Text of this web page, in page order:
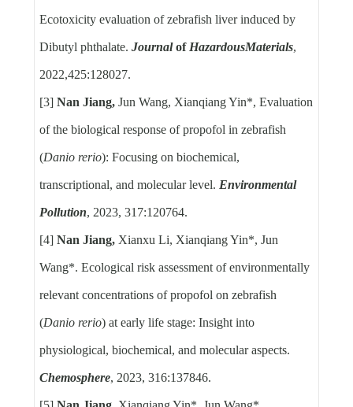
Ecotoxicity evaluation of zebrafish liver induced by
Dibutyl phthalate. JournalofHazardousMaterials,
2022,425:128027.
[3] Nan Jiang, Jun Wang, Xianqiang Yin*, Evaluation
of the biological response of propofol in zebrafish
(Danio rerio): Focusing on biochemical,
transcriptional, and molecular level. Environmental
Pollution, 2023, 317:120764.
[4]Nan Jiang, Xianxu Li, Xianqiang Yin*, Jun
Wang*. Ecological risk assessment of environmentally
relevant concentrations of propofol on zebrafish
(Danio rerio) at early life stage: Insight into
physiological, biochemical, and molecular aspects.
Chemosphere, 2023, 316:137846.